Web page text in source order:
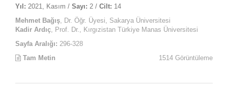
Yıl: 2021, Kasım / Sayı: 2 / Cilt: 14
Mehmet Bağış , Dr. Öğr. Üyesi, Sakarya Üniversitesi
Kadir Ardıç , Prof. Dr., Kırgızistan Türkiye Manas Üniversitesi
Sayfa Aralığı: 296-328
Tam Metin
1514 Görüntüleme